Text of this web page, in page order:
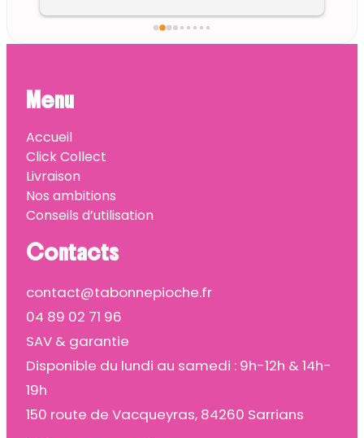
Menu
Accueil
Click Collect
Livraison
Nos ambitions
Conseils d’utilisation
Contacts
contact@tabonnepioche.fr
04 89 02 71 96
SAV & garantie
Disponible du lundi au samedi : 9h-12h & 14h-
19h
150 route de Vacqueyras, 84260 Sarrians